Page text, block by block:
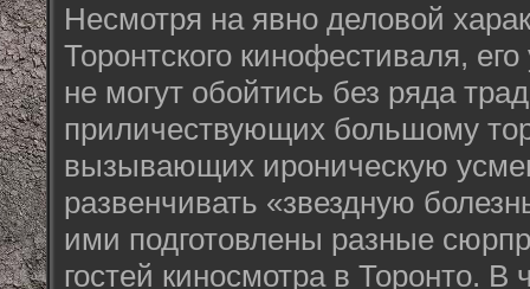
Несмотря на явно деловой
Торонтского кинофестиваля,
не могут обойтись без ряда
приличествующих большому
вызывающих ироническую
развенчивать «звездную
ими подготовлены разные
гостей киносмотра в Торонто. В